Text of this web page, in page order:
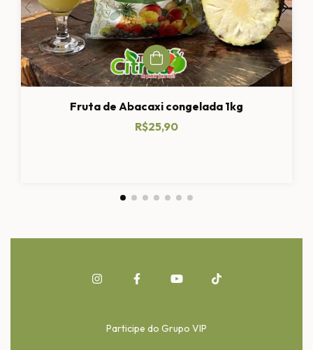
Fruta de Abacaxi congelada 1kg
R$25,90
Participe do Grupo VIP